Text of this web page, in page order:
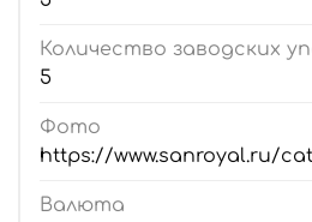
Количество заводских
5
Фото
https://www.sanroyal.ru/
Валюта